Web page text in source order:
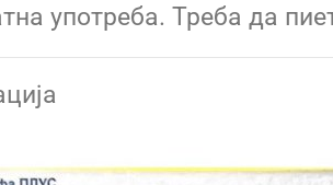
употреба. Треба да